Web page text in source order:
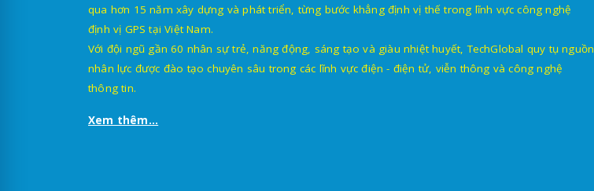
qua hơn 15 năm xây dựng và phát triển, từng bước khẳng định vị thế trong lĩnh vực công nghệ
định vị GPS tại Việt Nam.
Với đội ngũ gần 60 nhân sự trẻ, năng động, sáng tạo và giàu nhiệt huyết, TechGlobal quy tụ nguồn
nhân lực được đào tạo chuyên sâu trong các lĩnh vực điện - điện tử, viễn thông và công nghệ
thông tin.
Xem thêm...